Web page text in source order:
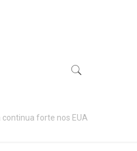
forte nos EUA